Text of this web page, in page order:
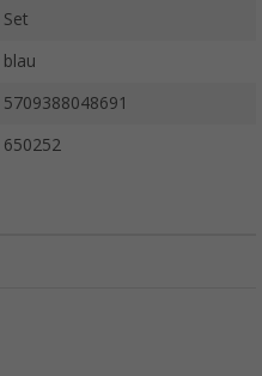
Set
blau
5709388048691
650252